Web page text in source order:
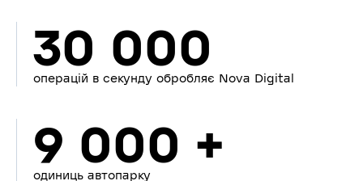
30 000
операцій в секунду обробляє Nova Digital
9 000 +
одиниць автопарку